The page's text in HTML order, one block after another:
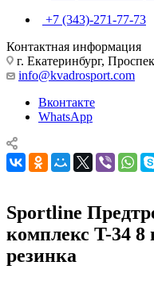
+7 (343)-271-77-73
Контактная информация
г. Екатеринбург,
info@kvadrosport.com
Вконтакте
WhatsApp
Sportline
комплекс T-34 8
резинка